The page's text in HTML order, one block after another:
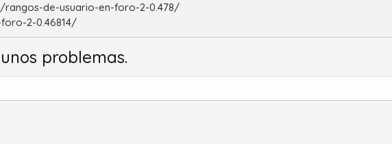
de-usuario-en-foro-2-0.478/
2-0.46814/
problemas.